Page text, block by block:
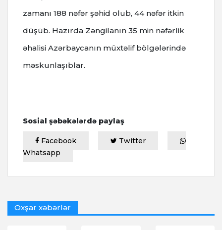
zamanı 188 nəfər şəhid olub, 44 nəfər itkin
düşüb. Hazırda Zəngilanın 35 min nəfərlik
əhalisi Azərbaycanın müxtəlif bölgələrində
məskunlaşıblar.
Sosial şəbəkələrdə paylaş
Facebook
Twitter
Whatsapp
Oxşar xəbərlər